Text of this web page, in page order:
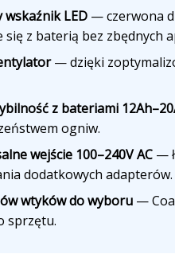
wskaźnik LED— czerwona
się z baterią bez zbędnych
— dzięki
z bateriami
ogniw.
wejście 100–240V AC—
dodatkowych adapterów.
wtyków do wyboru—
sprzętu.